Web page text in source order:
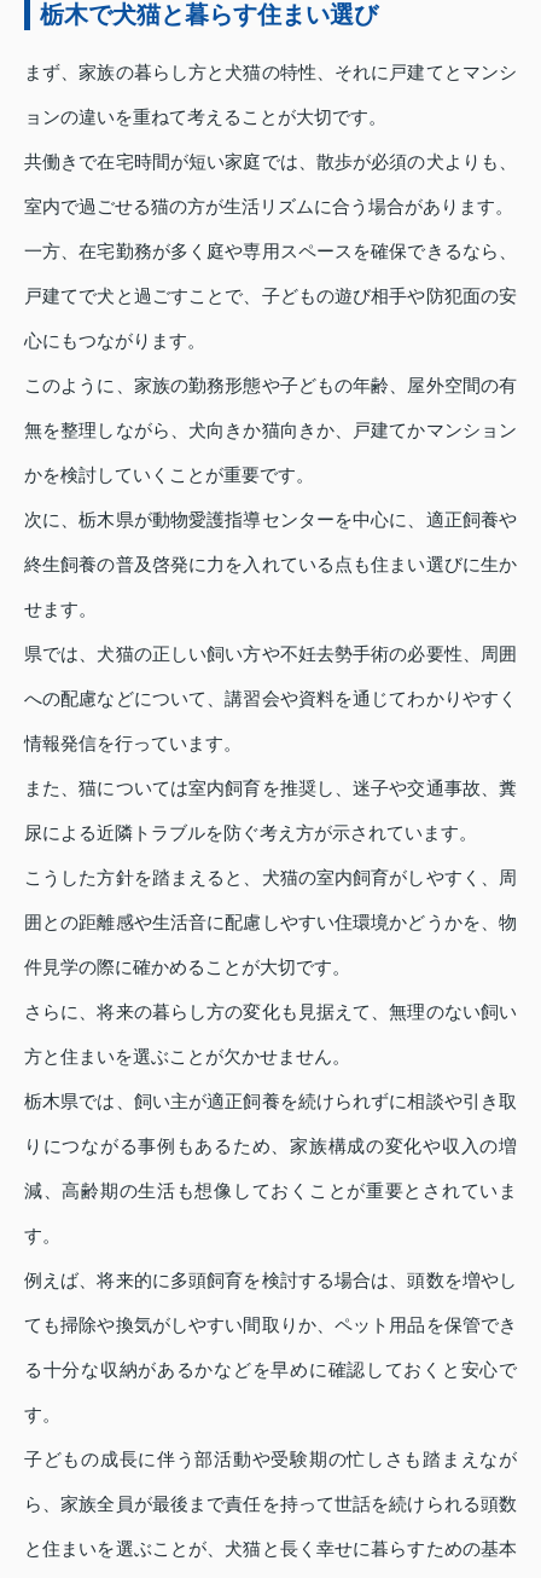
栃木で犬猫と暮らす住まい選び
まず、家族の暮らし方と犬猫の特性、それに戸建てとマンシ
ョンの違いを重ねて考えることが大切です。
共働きで在宅時間が短い家庭では、散歩が必須の犬よりも、
室内で過ごせる猫の方が生活リズムに合う場合があります。
一方、在宅勤務が多く庭や専用スペースを確保できるなら、
戸建てで犬と過ごすことで、子どもの遊び相手や防犯面の安
心にもつながります。
このように、家族の勤務形態や子どもの年齢、屋外空間の有
無を整理しながら、犬向きか猫向きか、戸建てかマンション
かを検討していくことが重要です。
次に、栃木県が動物愛護指導センターを中心に、適正飼養や
終生飼養の普及啓発に力を入れている点も住まい選びに生か
せます。
県では、犬猫の正しい飼い方や不妊去勢手術の必要性、周囲
への配慮などについて、講習会や資料を通じてわかりやすく
情報発信を行っています。
また、猫については室内飼育を推奨し、迷子や交通事故、糞
尿による近隣トラブルを防ぐ考え方が示されています。
こうした方針を踏まえると、犬猫の室内飼育がしやすく、周
囲との距離感や生活音に配慮しやすい住環境かどうかを、物
件見学の際に確かめることが大切です。
さらに、将来の暮らし方の変化も見据えて、無理のない飼い
方と住まいを選ぶことが欠かせません。
栃木県では、飼い主が適正飼養を続けられずに相談や引き取
りにつながる事例もあるため、家族構成の変化や収入の増
減、高齢期の生活も想像しておくことが重要とされていま
す。
例えば、将来的に多頭飼育を検討する場合は、頭数を増やし
ても掃除や換気がしやすい間取りか、ペット用品を保管でき
る十分な収納があるかなどを早めに確認しておくと安心で
す。
子どもの成長に伴う部活動や受験期の忙しさも踏まえなが
ら、家族全員が最後まで責任を持って世話を続けられる頭数
と住まいを選ぶことが、犬猫と長く幸せに暮らすための基本